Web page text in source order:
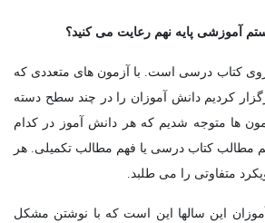
آموزشی پایه نهم رعایت می کنید؟
روی کتاب درسی است. با آزمون های متعددی که
کردیم دانش آموزان را در چند سطح دسته
ها متوجه شدیم که هر دانش آموز در کدام
مطالب کتاب درسی یا فهم مطالب تکمیلی. هر
متفاوتی را می طلبد.
این سالها این است که با نوشتن مشکل